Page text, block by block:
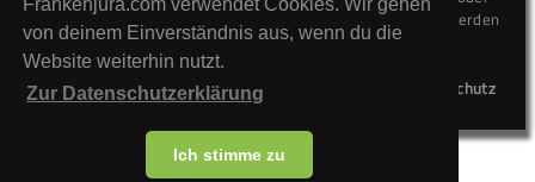
Frankenjura.com verwendet Cookies. Wir gehen
von deinem Einverständnis aus, wenn du die
Website weiterhin nutzt.
Zur Datenschutzerklärung
Ich stimme zu
unverändert wiederveröffentlicht werden. Gegen Verstöße werden
wir auf juristischem Wege vorgehen.
Kontakt
Datenschutz